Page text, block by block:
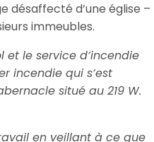
désaffecté d’une église –
immeubles.
et le service d’incendie
incendie qui s’est
situé au 219 W.
en veillant à ce que